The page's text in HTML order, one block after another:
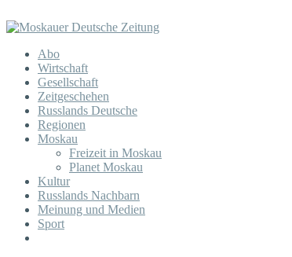
Abo
Wirtschaft
Gesellschaft
Zeitgeschehen
Russlands Deutsche
Regionen
Moskau
Freizeit in Moskau
Planet Moskau
Kultur
Russlands Nachbarn
Meinung und Medien
Sport